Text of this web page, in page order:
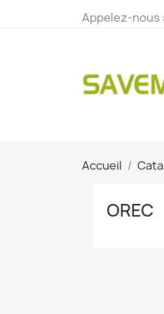
Appelez-nous :
Accueil
OREC